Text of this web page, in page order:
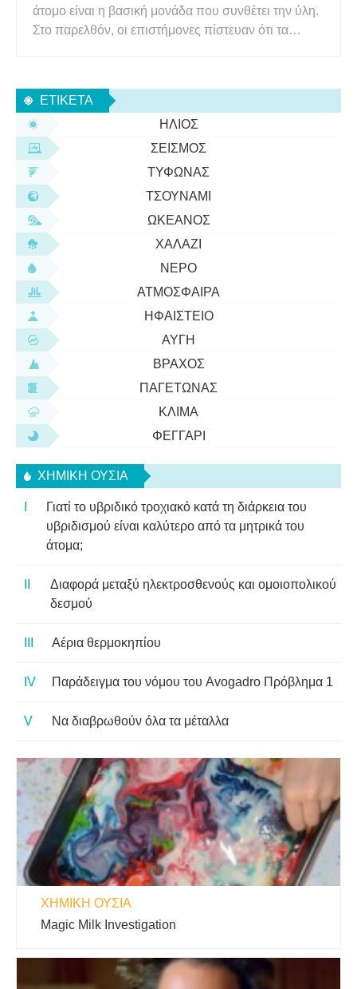
άτομο είναι η βασική μονάδα που συνθέτει την ύλη.
Στο παρελθόν, οι επιστήμονες πίστευαν ότι τα
πληροφορίες για υποατομικά σωματίδια, οι οποίες
έδειχναν ότι τα άτομα
ΕΤΙΚΈΤΑ
ΉΛΙΟΣ
ΣΕΙΣΜΌΣ
ΤΥΦΏΝΑΣ
ΤΣΟΥΝΆΜΙ
ΩΚΕΑΝΌΣ
ΧΑΛΆΖΙ
ΝΕΡΌ
ΑΤΜΌΣΦΑΙΡΑ
ΗΦΑΊΣΤΕΙΟ
ΑΥΓΉ
ΒΡΆΧΟΣ
ΠΑΓΕΤΏΝΑΣ
ΚΛΊΜΑ
ΦΕΓΓΆΡΙ
ΧΗΜΙΚΉ ΟΥΣΊΑ
Γιατί το υβριδικό τροχιακό κατά τη διάρκεια του
υβριδισμού είναι καλύτερο από τα μητρικά του
άτομα;
Διαφορά μεταξύ ηλεκτροσθενούς και ομοιοπολικού
δεσμού
Αέρια θερμοκηπίου
Παράδειγμα του νόμου του Avogadro Πρόβλημα 1
Να διαβρωθούν όλα τα μέταλλα
ΧΗΜΙΚΉ ΟΥΣΊΑ
Magic Milk Investigation